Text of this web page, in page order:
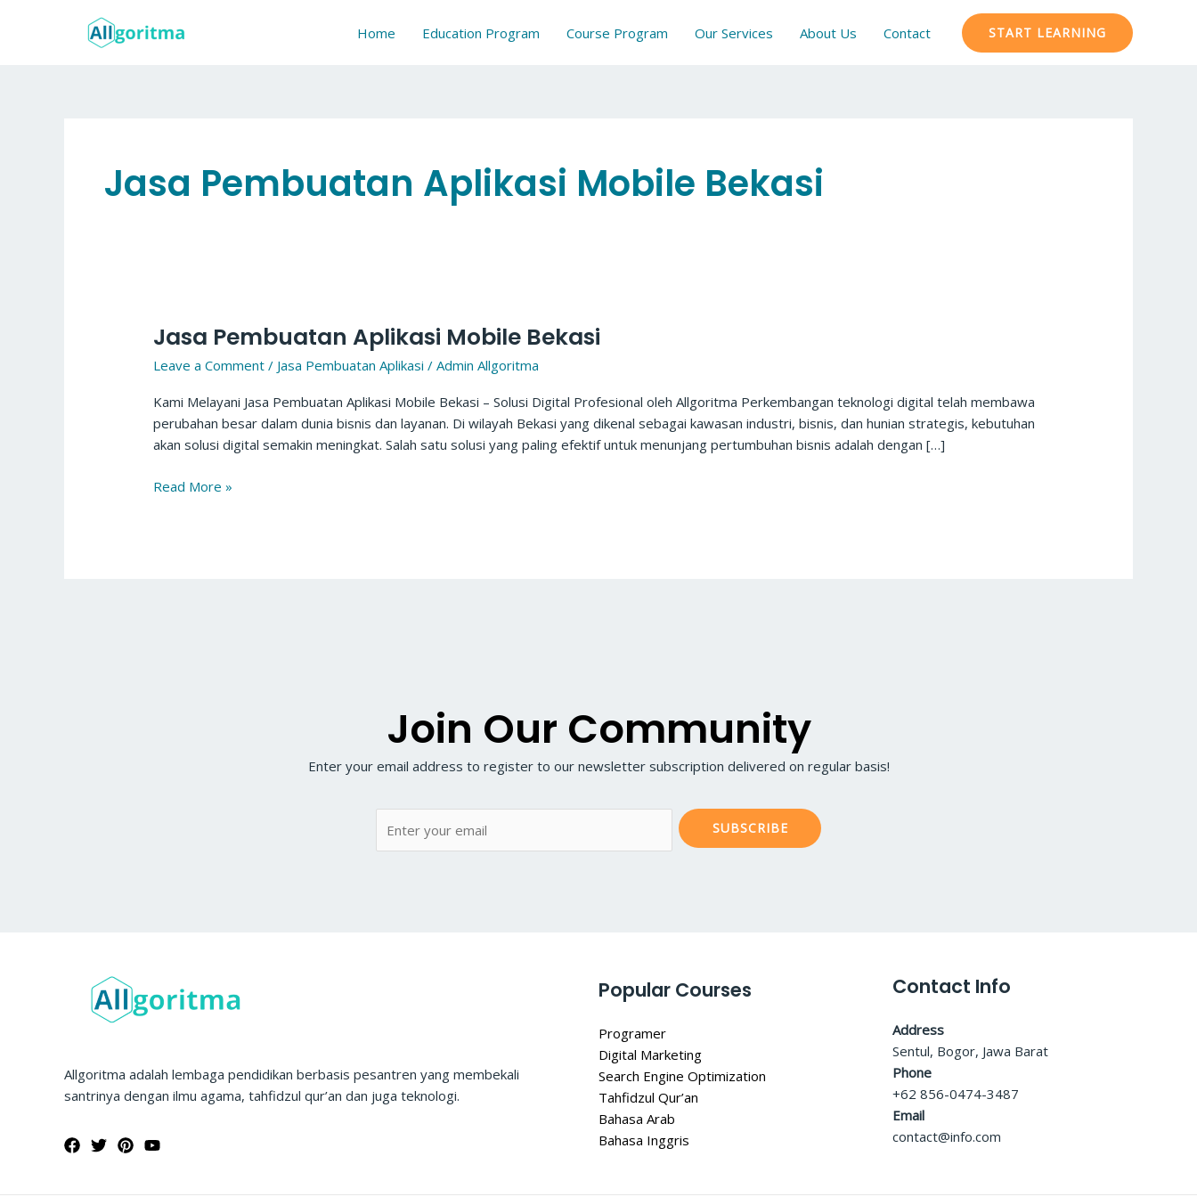
Home Education Program Course Program Our Services About Us Contact START LEARNING
Jasa Pembuatan Aplikasi Mobile Bekasi
Jasa Pembuatan Aplikasi Mobile Bekasi
Leave a Comment / Jasa Pembuatan Aplikasi /Admin Allgoritma
Kami Melayani Jasa Pembuatan Aplikasi Mobile Bekasi – Solusi Digital Profesional oleh Allgoritma Perkembangan teknologi digital telah membawa
perubahan besar dalam dunia bisnis dan layanan. Di wilayah Bekasi yang dikenal sebagai kawasan industri, bisnis, dan hunian strategis, kebutuhan
akan solusi digital semakin meningkat. Salah satu solusi yang paling efektif untuk menunjang pertumbuhan bisnis adalah dengan […]
Jasa
Aplikasi
Mobile
Bekasi
Read More »
Join Our Community
Enter your email address to register to our newsletter subscription delivered on regular basis!
SUBSCRIBE
Allgoritma adalah lembaga pendidikan berbasis pesantren yang membekali
santrinya dengan ilmu agama, tahfidzul qur’an dan juga teknologi.
Popular Courses
Programer
Digital Marketing
Search Engine Optimization
Tahfidzul Qur’an
Bahasa Arab
Bahasa Inggris
Contact Info
Address
Sentul, Bogor, Jawa Barat
Phone
+62 856-0474-3487
Email
contact@info.com